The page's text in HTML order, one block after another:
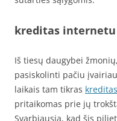
kreditas
Iš tiesų daugybei
pasiskolinti pačiu
laikais tam tikras
pritaikomas prie jų
Svarbiausia, kad šis